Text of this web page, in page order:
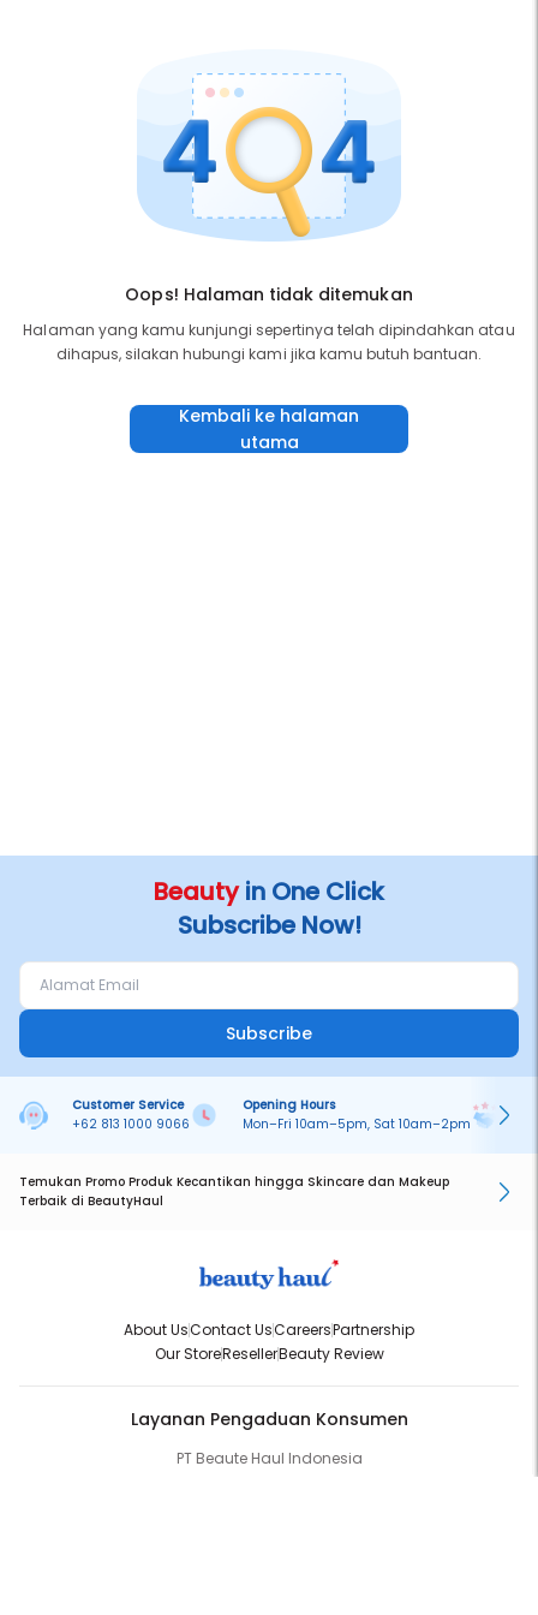
Oops! Halaman tidak ditemukan
Halaman yang kamu kunjungi sepertinya telah dipindahkan atau
dihapus, silakan hubungi kami jika kamu butuh bantuan.
Kembali ke halaman
utama
Beautyin One Click
Subscribe Now!
Subscribe
Customer Service
+62 813 1000 9066
Opening Hours
Mon–Fri 10am–5pm, Sat 10am–2pm
Temukan Promo Produk Kecantikan hingga Skincare dan Makeup
Terbaik di BeautyHaul
About UsContact UsCareersPartnership
Our StoreResellerBeauty Review
Layanan Pengaduan Konsumen
PT Beaute Haul Indonesia